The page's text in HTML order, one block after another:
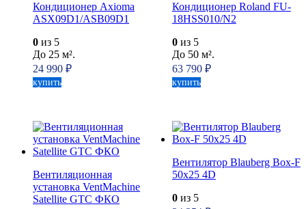
Кондиционер Axioma
ASX09D1/ASB09D1
0 из 5
До 25 м².
24 990 ₽
купить
Кондиционер Roland FU-
18HSS010/N2
0из 5
До 50 м².
63 790 ₽
купить
Вентиляционная
установка VentMachine
Satellite GTC ФКО
Вентилятор Blauberg Box-F
50х25 4D
0из 5